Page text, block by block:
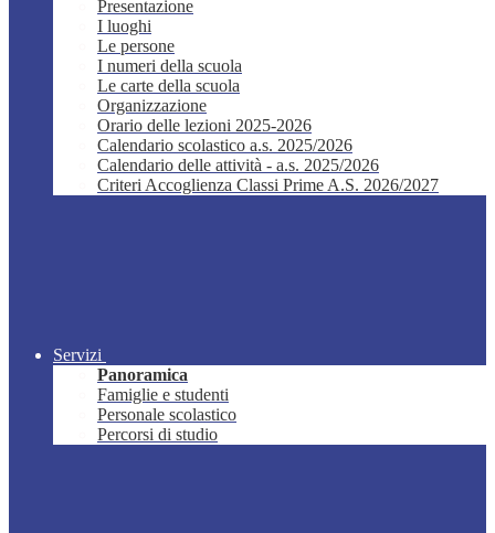
Presentazione
I luoghi
Le persone
I numeri della scuola
Le carte della scuola
Organizzazione
Orario delle lezioni 2025-2026
Calendario scolastico a.s. 2025/2026
Calendario delle attività - a.s. 2025/2026
Criteri Accoglienza Classi Prime A.S. 2026/2027
Servizi
Panoramica
Famiglie e studenti
Personale scolastico
Percorsi di studio